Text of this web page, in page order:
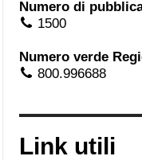
Numero di
1500
Numero verde
800.996688
Link utili